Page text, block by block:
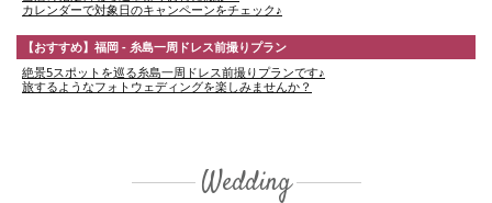
カレンダーで対象日のキャンペーンをチェック♪
【おすすめ】福岡 - 糸島一周ドレス前撮りプラン
絶景5スポットを巡る糸島一周ドレス前撮りプランです♪
旅するようなフォトウェディングを楽しみませんか？
Wedding